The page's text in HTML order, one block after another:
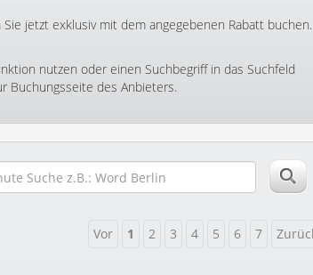
jetzt exklusiv mit dem angegebenen Rabatt buchen.
nutzen oder einen Suchbegriff in das Suchfeld
Buchungsseite des Anbieters.